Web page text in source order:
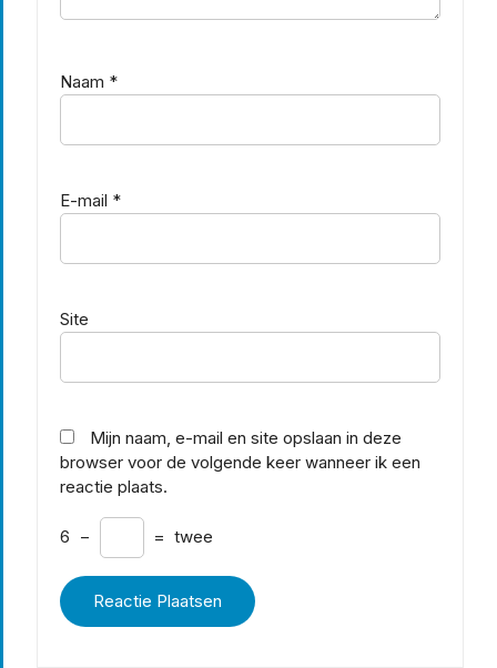
Naam *
E-mail *
Site
Mijn naam, e-mail en site opslaan in deze
browser voor de volgende keer wanneer ik een
reactie plaats.
6 − = twee